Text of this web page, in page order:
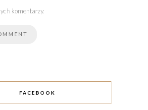
komentarzy.
FACEBOOK